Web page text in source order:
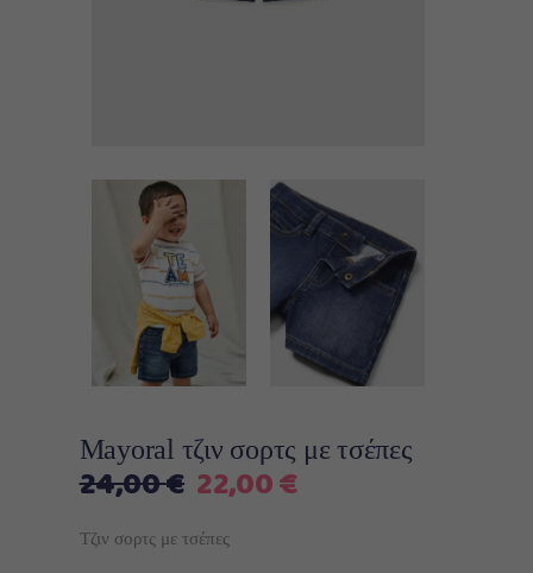
Mayoral τζιν σορτς με τσέπες
24,00€ Original
was:
22,00€Η
Τζιν σορτς με τσέπες